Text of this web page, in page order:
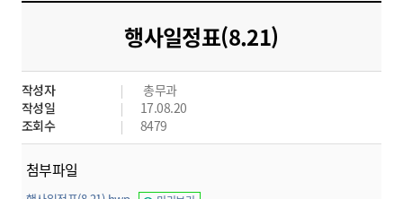
도
시
군
산
행사일정표(8.21)
작성자
총무과
작성일
17.08.20
조회수
8479
첨부파일